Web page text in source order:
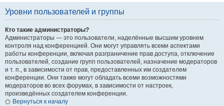
Уровни пользователей и группы
Кто такие администраторы?
Администраторы — это пользователи, наделённые высшим уровнем
контроля над конференцией. Они могут управлять всеми аспектами
работы конференции, включая разграничение прав доступа, отключение
пользователей, создание групп пользователей, назначение модераторов
и т. п., в зависимости от прав, предоставленных им создателем
конференции. Они также могут обладать всеми возможностями
модераторов во всех форумах, в зависимости от настроек,
произведённых создателем конференции.
Вернуться к началу